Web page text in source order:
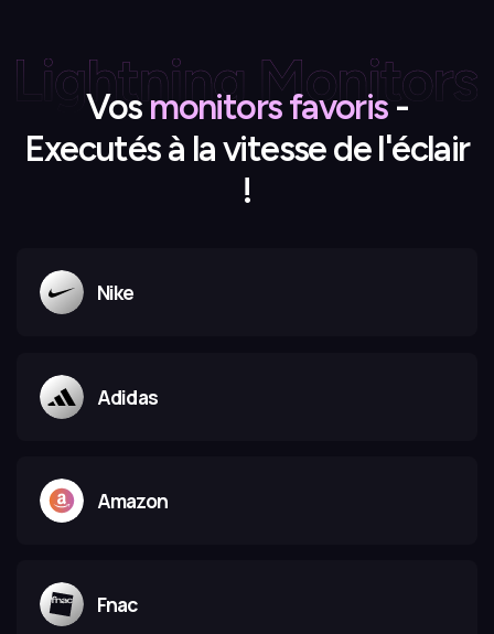
Vos monitors favoris-
Executés à la vitesse de l'éclair
!
Nike
Adidas
Amazon
Fnac